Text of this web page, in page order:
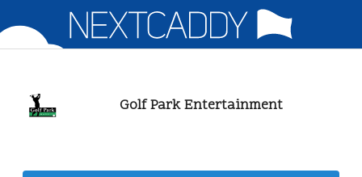
Golf Park Entertainment